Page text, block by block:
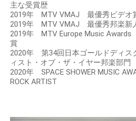
主な受賞歴
2019年 MTV VMAJ 最優秀ビデオ
2019年 MTV VMAJ 最優秀邦楽新
2019年 MTV Europe Music Awards
賞
2020年 第34回日本ゴールドディ
ィスト・オブ・ザ・イヤー邦楽部門
2020年 SPACE SHOWER MUSIC
ROCK ARTIST